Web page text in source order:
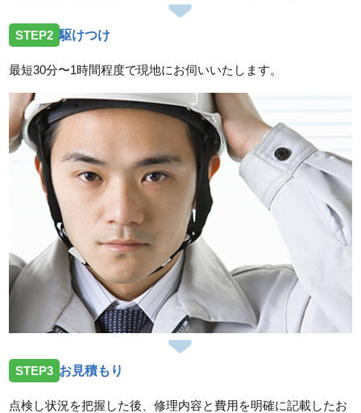
広島県呉市焼山へトイレの不具合修理依頼のためお伺
いしました。
2026/07/14
広島県廿日市市友田へ台所蛇口の水漏れ修理依頼のた
めお伺いしました。
スタッフの修理報告や事例の一覧はこちら
STEP2 駆けつけ
最短30分〜1時間程度で現地にお伺いいたします。
STEP3 お見積もり
点検し状況を把握した後、修理内容と費用を明確に記載したお